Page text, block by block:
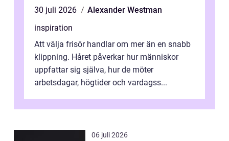
30 juli 2026
Alexander Westman
inspiration
Att välja frisör handlar om mer än en snabb
klippning. Håret påverkar hur människor
uppfattar sig själva, hur de möter
arbetsdagar, högtider och vardagss...
06 juli 2026